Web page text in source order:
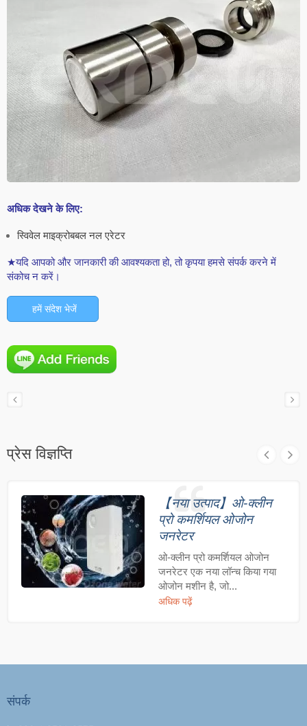
अधिक देखने के लिए:
स्विवेल माइक्रोबबल नल एरेटर
★यदि आपको और जानकारी की आवश्यकता हो, तो कृपया हमसे संपर्क करने में
संकोच न करें।
हमें संदेश भेजें
प्रेस विज्ञप्ति
【नया उत्पाद】ओ-क्लीन
प्रो कमर्शियल ओजोन
जनरेटर
ओ-क्लीन प्रो कमर्शियल ओजोन
जनरेटर एक नया लॉन्च किया गया
ओजोन मशीन है, जो...
अधिक पढ़ें
संपर्क